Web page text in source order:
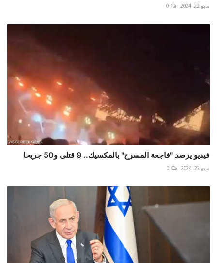
مايو 22, 2024 0
فيديو يرصد "فاجعة المسرح" بالمكسيك.. 9 قتلى و50 جريحا
مايو 23, 2024 0